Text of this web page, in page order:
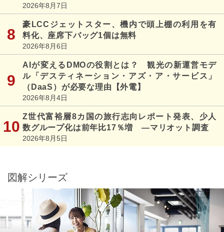
2026年8月7日
豪LCCジェットスター、機内で頭上棚の利用を有
料化、座席下バッグ1個は無料
2026年8月6日
AIが変えるDMOの役割とは？ 観光の新運営モデ
ル「デスティネーション・アズ・ア・サービス」
（DaaS）が必要な理由【外電】
2026年8月4日
Z世代富裕層8カ国の旅行志向レポート発表、少人
数グループ化は前年比17％増 ―マリオット調査
2026年8月5日
図解シリーズ